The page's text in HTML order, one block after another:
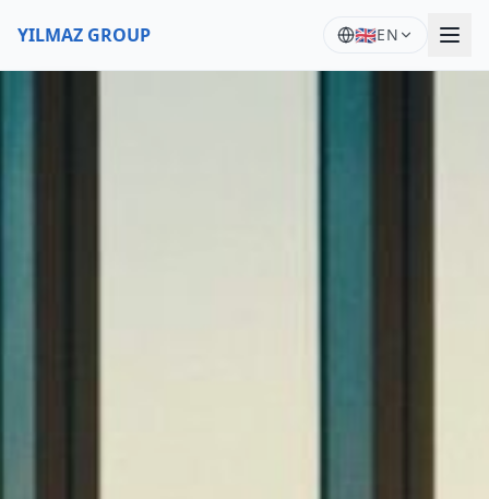
YILMAZ GROUP 🇬🇧EN